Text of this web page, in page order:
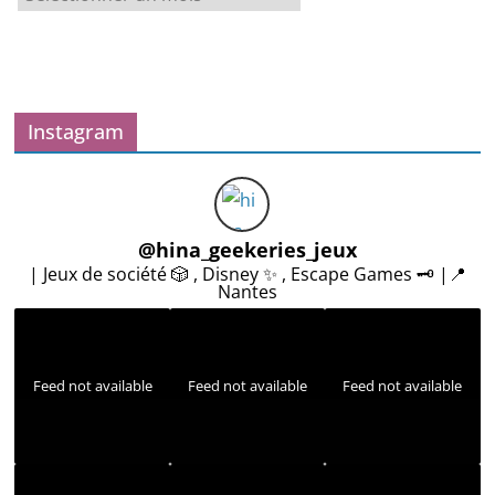
e
Instagram
@hina_geekeries_jeux
| Jeux de société 🎲 , Disney ✨ , Escape Games 🗝️ |📍
Nantes
Feed not available Feed not available Feed not available